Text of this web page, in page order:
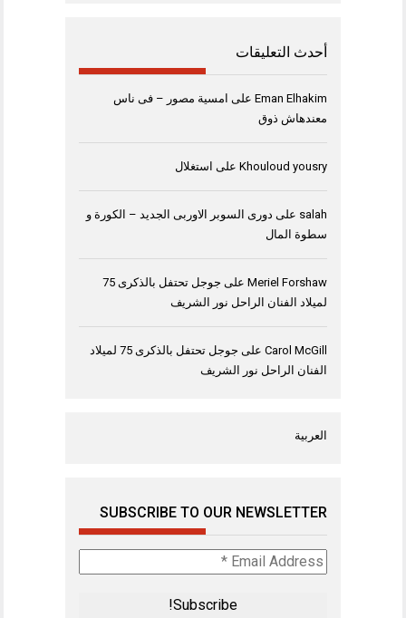
أحدث التعليقات
Eman Elhakim على امسية مصور – فى ناس
معندهاش ذوق
Khouloud yousry على استغلال
salah على دورى السوبر الاوربى الجديد – الكورة و
سطوة المال
Meriel Forshaw على
جوجل تحتفل بالذكرى 75
لميلاد الفنان الراحل نور الشريف
Carol McGill على
جوجل تحتفل بالذكرى 75 لميلاد
الفنان الراحل نور الشريف
العربية
SUBSCRIBE TO OUR NEWSLETTER
Email
Address